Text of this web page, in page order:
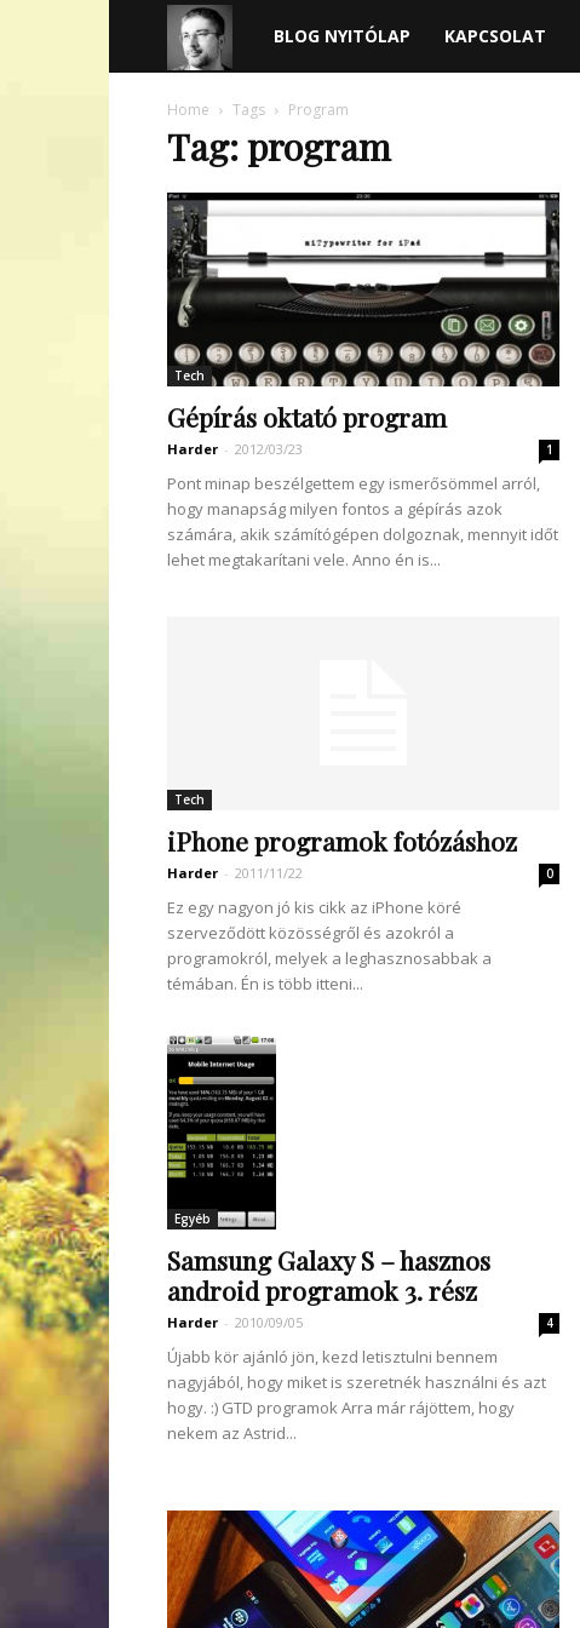
Harder
blogja
BLOG NYITÓLAP KAPCSOLAT
Home Tags Program
Tag: program
Tech
Gépírás oktató program
Harder - 2012/03/23 1
Pont minap beszélgettem egy ismerősömmel arról,
hogy manapság milyen fontos a gépírás azok
számára, akik számítógépen dolgoznak, mennyit időt
lehet megtakarítani vele. Anno én is...
Tech
iPhone programok fotózáshoz
Harder - 2011/11/22 0
Ez egy nagyon jó kis cikk az iPhone köré
szerveződött közösségről és azokról a
programokról, melyek a leghasznosabbak a
témában. Én is több itteni...
Egyéb
Samsung Galaxy S – hasznos
android programok 3. rész
Harder - 2010/09/05 4
Újabb kör ajánló jön, kezd letisztulni bennem
nagyjából, hogy miket is szeretnék használni és azt
hogy. :) GTD programok Arra már rájöttem, hogy
nekem az Astrid...